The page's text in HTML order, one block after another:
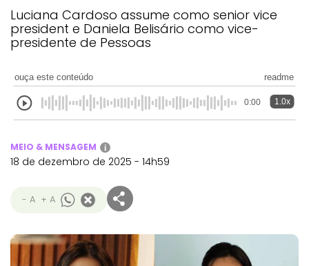
Luciana Cardoso assume como senior vice
president e Daniela Belisário como vice-
presidente de Pessoas
ouça este conteúdo readme
0:00 1.0x
MEIO & MENSAGEM i
18 de dezembro de 2025 - 14h59
- A + A